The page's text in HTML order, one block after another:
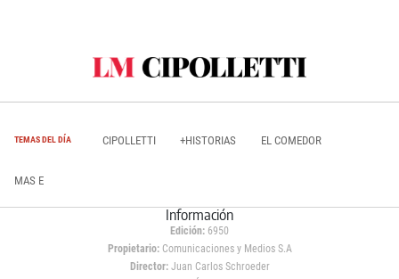
TEMAS DEL DÍA CIPOLLETTI +HISTORIAS EL COMEDOR
MAS E
Información
Edición: 6950
Propietario:Comunicaciones y Medios S.A
Director: Juan Carlos Schroeder